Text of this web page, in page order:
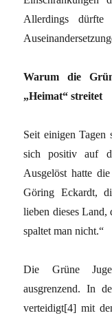
Allerdings
Warum die
„Heimat“ streitet
Seit einigen Tagen
sich positiv auf
Ausgelöst hatte
Göring Eckardt,
lieben dieses Land,
spaltet man nicht.“
Die Grüne
ausgrenzend. In
verteidigt[4] mit